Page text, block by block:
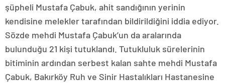
şüpheli Mustafa Çabuk, ahit sandığının yerinin
kendisine melekler tarafından bildirildiğini iddia ediyor.
Sözde mehdi Mustafa Çabuk’un da aralarında
bulunduğu 21 kişi tutuklandı. Tutukluluk sürelerinin
bitiminin ardından serbest kalan sahte mehdi Mustafa
Çabuk, Bakırköy Ruh ve Sinir Hastalıkları Hastanesine